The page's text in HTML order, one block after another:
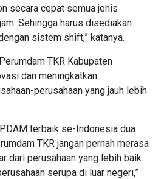
secara cepat semua jenis
Sehingga harus disediakan
sistem shift,” katanya.
TKR Kabupaten
dan meningkatkan
perusahaan yang jauh lebih
terbaik se-Indonesia dua
TKR jangan pernah merasa
dari perusahaan yang lebih baik.
serupa di luar negeri,”